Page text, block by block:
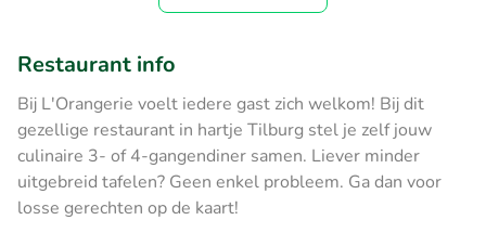
Restaurant info
Bij L'Orangerie voelt iedere gast zich welkom! Bij dit
gezellige restaurant in hartje Tilburg stel je zelf jouw
culinaire 3- of 4-gangendiner samen. Liever minder
uitgebreid tafelen? Geen enkel probleem. Ga dan voor
losse gerechten op de kaart!